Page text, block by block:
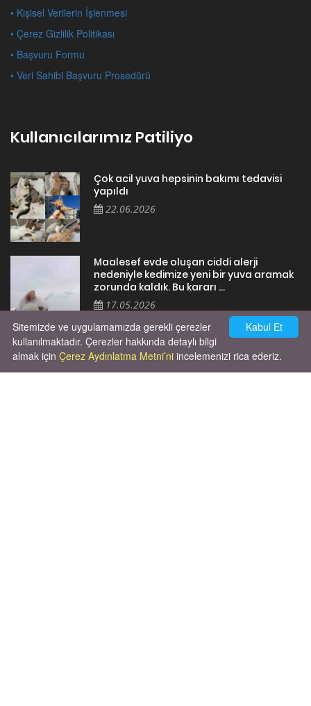
• Kişisel Verilerin İşlenmesi
• Çerez Gizlilik Politikası
• Başvuru Formu
• Veri Sahibi Başvuru Prosedürü
Kullanıcılarımız Patiliyo
Çok acil yuva hepsinin bakımı tedavisi
yapıldı
22.06.2026
Maalesef evde oluşan ciddi alerji
nedeniyle kedimize yeni bir yuva aramak
zorunda kaldık. Bu kararı ...
17.05.2026
Kabul Et
Sitemizde ve uygulamamızda gerekli çerezler
kullanılmaktadır. Çerezler hakkında detaylı bilgi
almak için Çerez Aydınlatma Metni’ni incelemenizi rica ederiz.